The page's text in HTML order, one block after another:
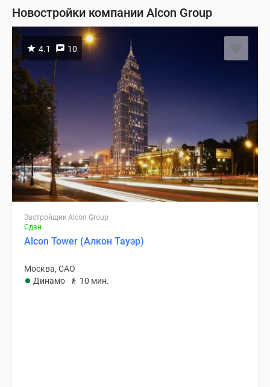
Новостройки компании Alcon Group
4.1 10
Застройщик Alcon Group
Сдан
Alcon Tower (Алкон Тауэр)
Москва, САО
Динамо
10 мин.